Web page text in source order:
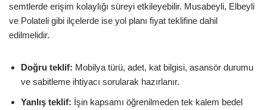
semtlerde erişim kolaylığı süreyi etkileyebilir. Musabeyli, Elbeyli
ve Polateli gibi ilçelerde ise yol planı fiyat teklifine dahil
edilmelidir.
Doğru teklif: Mobilya türü, adet, kat bilgisi, asansör durumu
ve sabitleme ihtiyacı sorularak hazırlanır.
Yanlış teklif: İşin kapsamı öğrenilmeden tek kalem bedel